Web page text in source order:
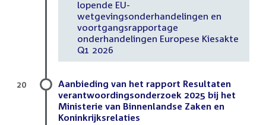
lopende EU-
wetgevingsonderhandelingen en
voortgangsrapportage
onderhandelingen Europese Kiesakte
Q1 2026
Aanbieding van het rapport Resultaten
verantwoordingsonderzoek 2025 bij het
Ministerie van Binnenlandse Zaken en
Koninkrijksrelaties
20